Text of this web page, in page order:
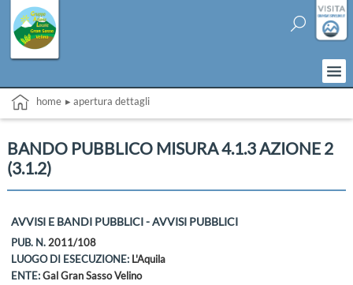
home ▸ apertura dettagli
BANDO PUBBLICO MISURA 4.1.3 AZIONE 2
(3.1.2)
AVVISI E BANDI PUBBLICI - AVVISI PUBBLICI
PUB. N. 2011/108
LUOGO DI ESECUZIONE: L'Aquila
ENTE:Gal Gran Sasso Velino